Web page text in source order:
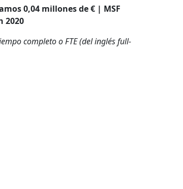
0,04 millones de € | MSF
2020
completo o FTE (del inglés full-